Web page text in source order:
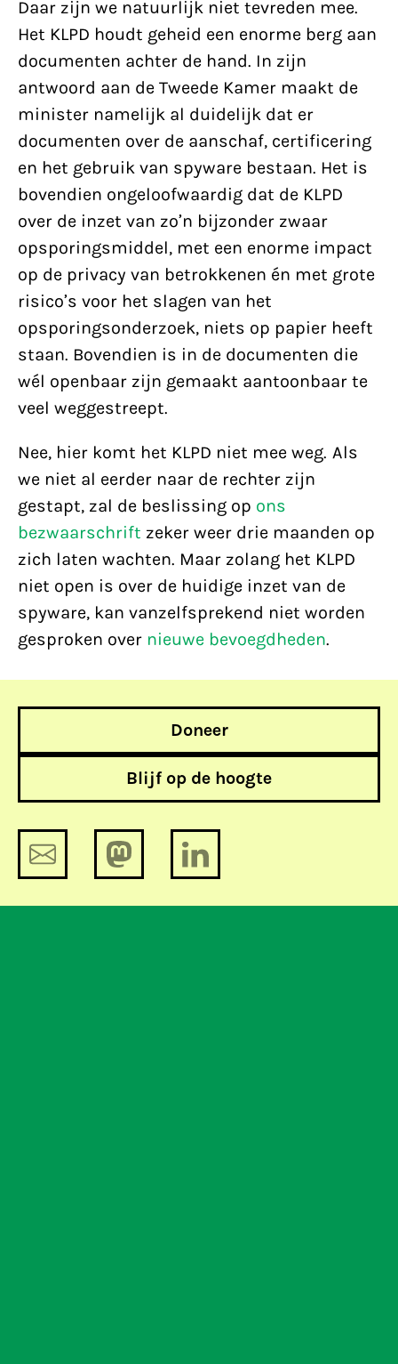
Daar zijn we natuurlijk niet tevreden mee.
Het KLPD houdt geheid een enorme berg aan
documenten achter de hand. In zijn
antwoord aan de Tweede Kamer maakt de
minister namelijk al duidelijk dat er
documenten over de aanschaf, certificering
en het gebruik van spyware bestaan. Het is
bovendien ongeloofwaardig dat de KLPD
over de inzet van zo’n bijzonder zwaar
opsporingsmiddel, met een enorme impact
op de privacy van betrokkenen én met grote
risico’s voor het slagen van het
opsporingsonderzoek, niets op papier heeft
staan. Bovendien is in de documenten die
wél openbaar zijn gemaakt aantoonbaar te
veel weggestreept.
Nee, hier komt het KLPD niet mee weg. Als
we niet al eerder naar de rechter zijn
gestapt, zal de beslissing op ons
bezwaarschrift zeker weer drie maanden op
zich laten wachten. Maar zolang het KLPD
niet open is over de huidige inzet van de
spyware, kan vanzelfsprekend niet worden
gesproken over nieuwe bevoegdheden.
Doneer
Blijf op de hoogte